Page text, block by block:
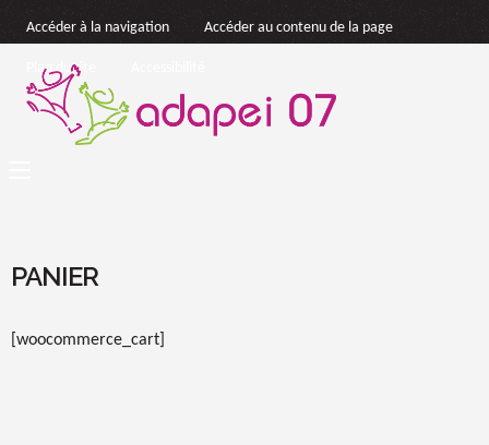
Accéder à la navigation Accéder au contenu de la page
Plan du site
PANIER
[woocommerce_cart]